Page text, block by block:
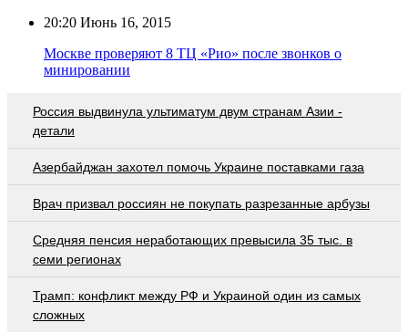
20:20 Июнь 16, 2015
Москве проверяют 8 ТЦ «Рио» после звонков о
минировании
Россия выдвинула ультиматум двум странам Азии -
детали
Азербайджан захотел помочь Украине поставками газа
Врач призвал россиян не покупать разрезанные арбузы
Средняя пенсия неработающих превысила 35 тыс. в
семи регионах
Трамп: конфликт между РФ и Украиной один из самых
сложных